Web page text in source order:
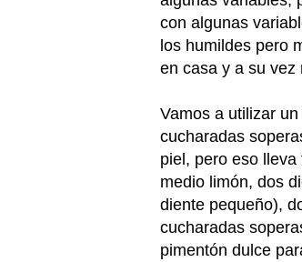
con algunas
los humildes pero
en casa y a su vez
Vamos a utilizar
cucharadas
piel, pero eso
medio limón, dos
diente pequeño),
cucharadas
pimentón dulce